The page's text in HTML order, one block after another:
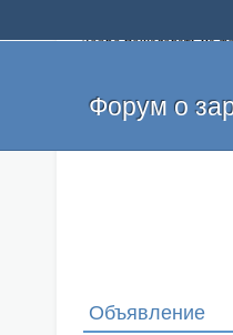
Добро пожаловать на
и оставлять свои
легкие деньги без
Форум о
Объявление